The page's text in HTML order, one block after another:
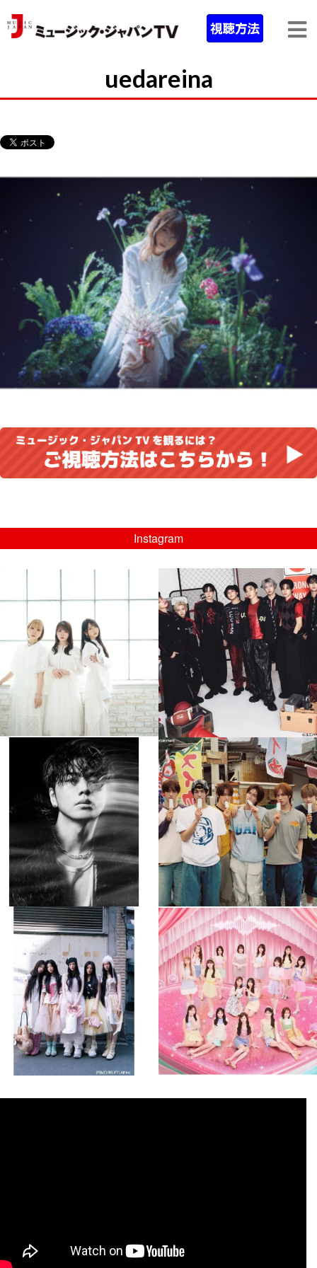
uedareina
Instagram
...
8月 4
4 0
musicjapantv
💡08/05(水)23:00特番放送！
...
8月 4
4 0
musicjapantv
💡8月特番放送決定！
...
8月 4
110 0
musicjapantv
💡8月特番放送決定！
...
8月 4
5 0
musicjapantv
💡8月特番放送決定！
8月 4
1 0
musicjapantv
💡8月特番放送決定！
...
8月 4
1 0